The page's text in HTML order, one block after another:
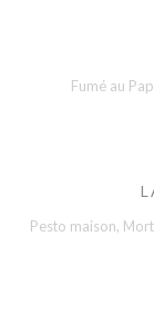
Fumé au
Pesto maison,